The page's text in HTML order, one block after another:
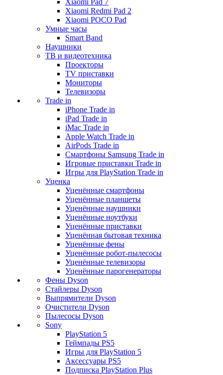
Xiaomi Pad 7
Xiaomi Redmi Pad 2
Xiaomi POCO Pad
Умные часы
Smart Band
Наушники
ТВ и видеотехника
Проекторы
TV приставки
Мониторы
Телевизоры
Trade in
iPhone Trade in
iPad Trade in
iMac Trade in
Apple Watch Trade in
AirPods Trade in
Смартфоны Samsung Trade in
Игровые приставки Trade in
Игры для PlayStation Trade in
Уценка
Уценённые смартфоны
Уценённые планшеты
Уценённые наушники
Уценённые ноутбуки
Уценённые приставки
Уценённая бытовая техника
Уценённые фены
Уценённые робот-пылесосы
Уценённые телевизоры
Уценённые парогенераторы
Фены Dyson
Стайлеры Dyson
Выпрямители Dyson
Очистители Dyson
Пылесосы Dyson
Sony
PlayStation 5
Геймпады PS5
Игры для PlayStation 5
Аксессуары PS5
Подписка PlayStation Plus